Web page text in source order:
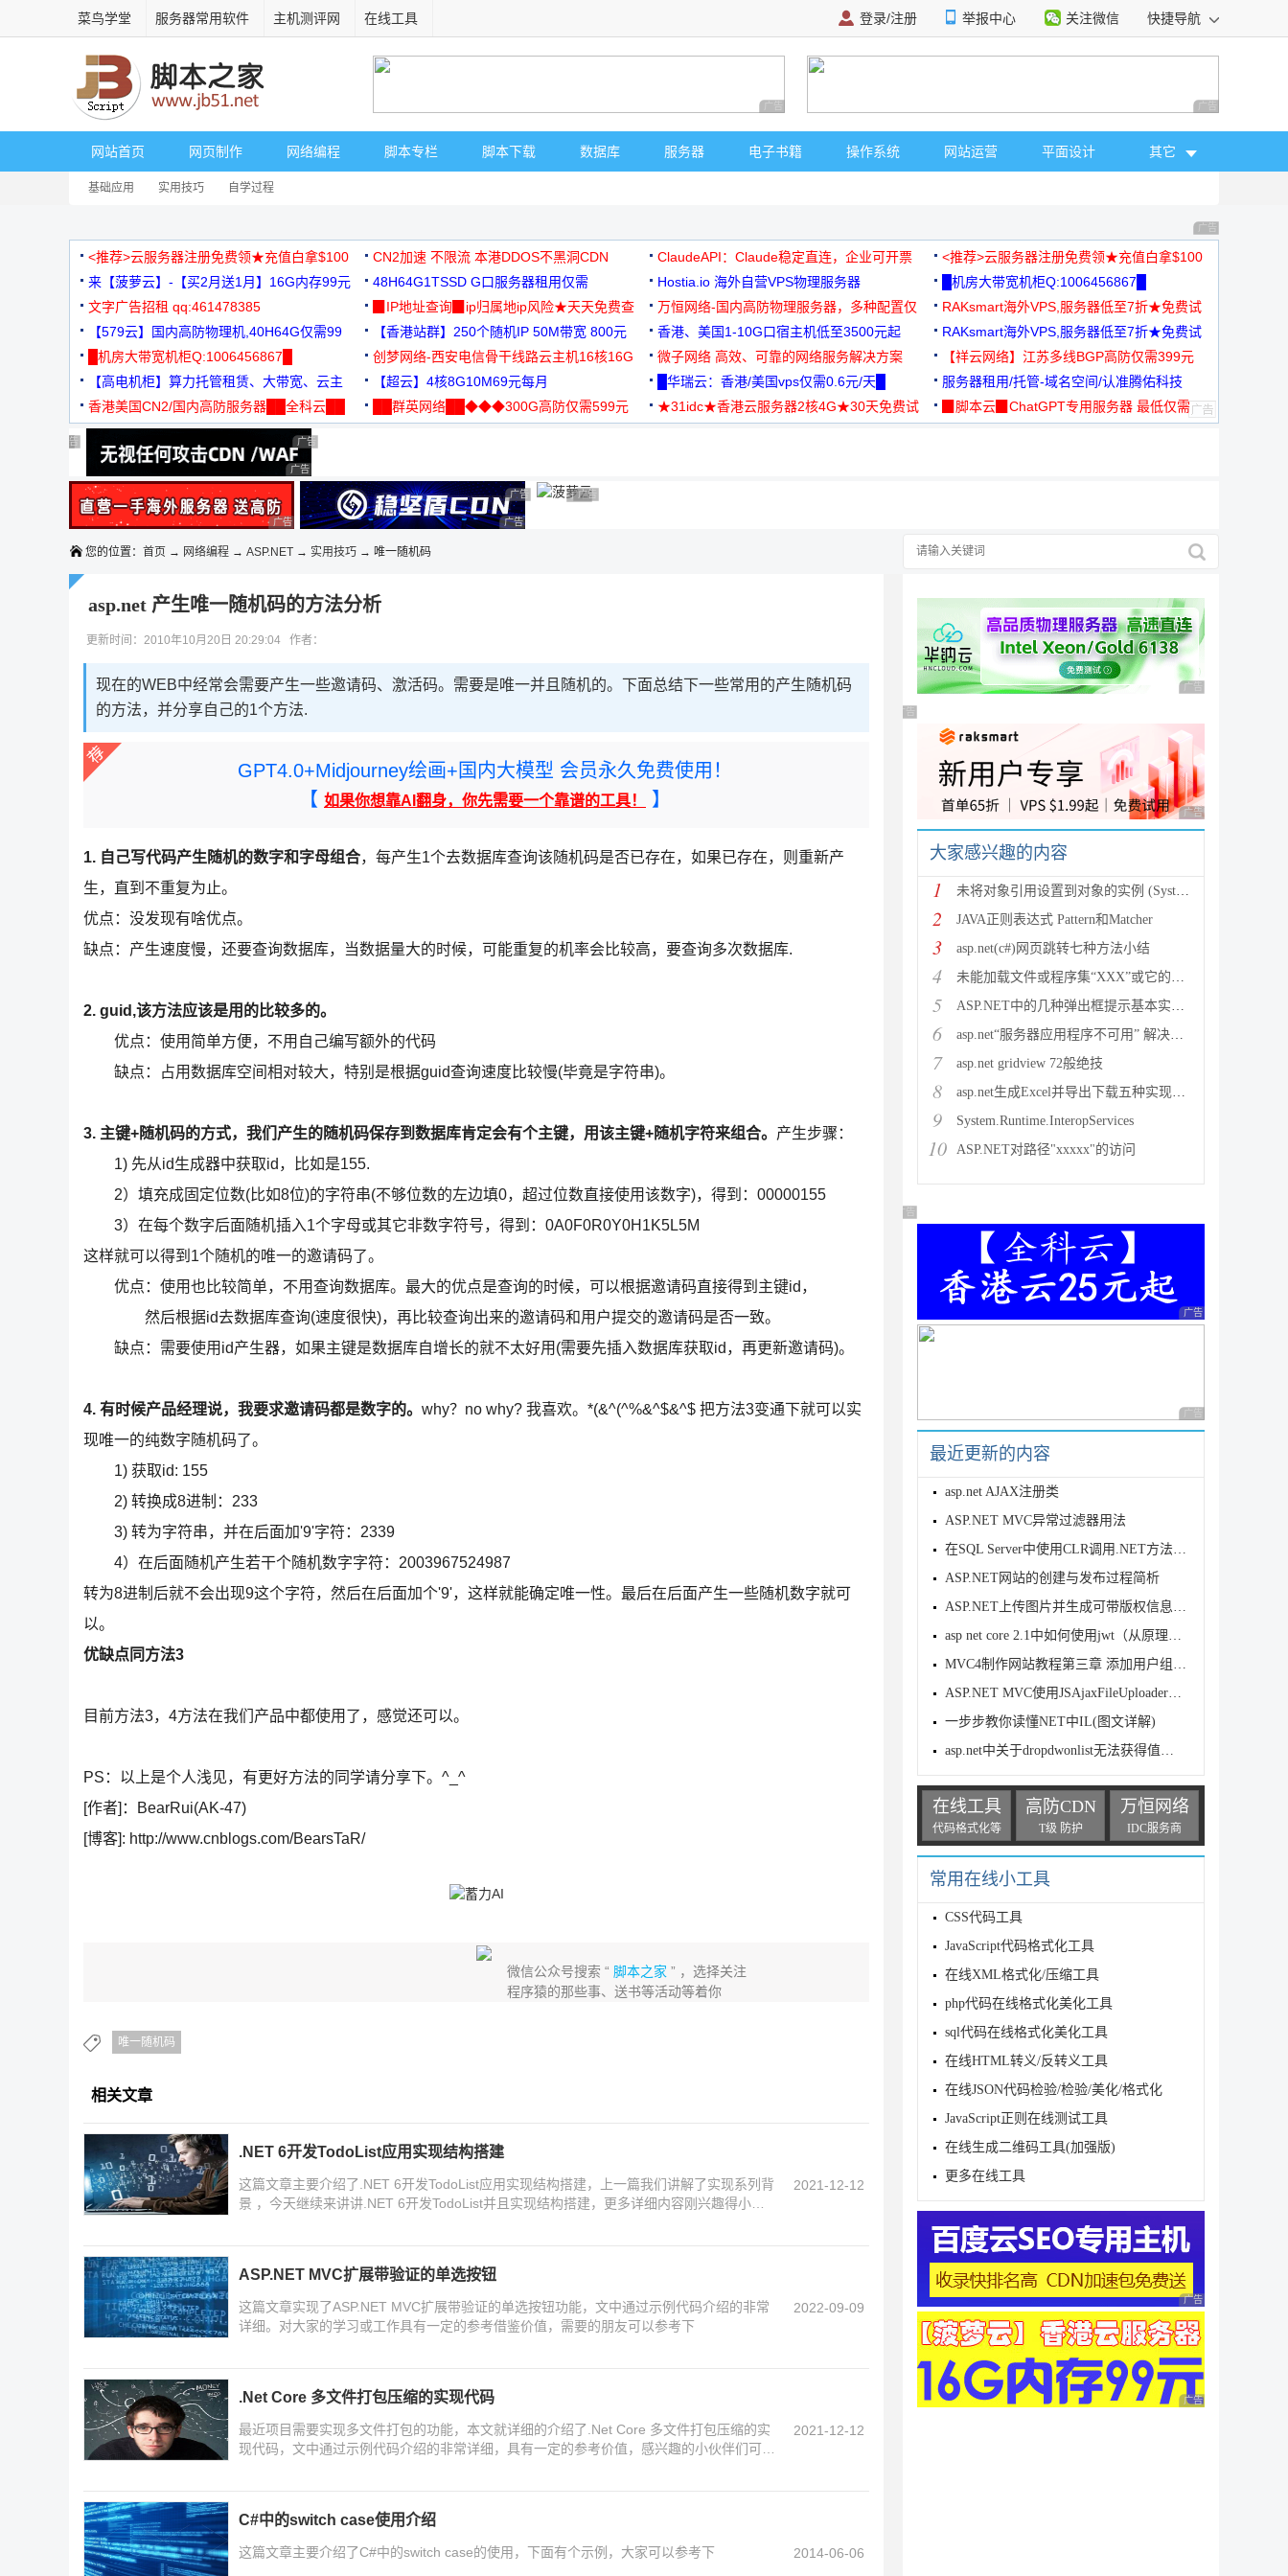
菜鸟学堂 服务器常用软件 主机测评网 在线工具 登录/注册 举报中心 关注微信 快捷导航
广告 商业广告，理性选择 广告 商业广告，理
网站首页 网页制作 网络编程 脚本专栏 脚本下载 数据库 服务器 电子书籍 操作系统 网站运营 平面设计 其它
基础应用 实用技巧 自学过程
广告 商业广告，理
<推荐>云服务器注册免费领★充值白拿$100 CN2加速 不限流 本港DDOS不黑洞CDN ClaudeAPI：Claude稳定直连，企业可开票
<推荐>云服务器注册免费领★充值白拿$100
来【菠萝云】-【买2月送1月】16G内存99元
48H64G1TSSD G口服务器租用仅需
3000+可免费测试
Hostia.io 海外自营VPS物理服务器
█机房大带宽机柜Q:1006456867█
文字广告招租 qq:461478385
▉IP地址查询▉ip归属地ip风险★天天免费查
万恒网络-国内高防物理服务器，多种配置仅
99元/月起
RAKsmart海外VPS,服务器低至7折★免费试
用★
【579云】国内高防物理机,40H64G仅需99
元
【香港站群】250个随机IP 50M带宽 800元 香港、美国1-10G口宿主机低至3500元起
RAKsmart海外VPS,服务器低至7折★免费试
用★
█机房大带宽机柜Q:1006456867█
创梦网络-西安电信骨干线路云主机16核16G
88元/月
微子网络 高效、可靠的网络服务解决方案
【祥云网络】江苏多线BGP高防仅需399元
【高电机柜】算力托管租赁、大带宽、云主
机
【超云】4核8G10M69元每月 █华瑞云：香港/美国vps仅需0.6元/天█
服务器租用/托管-域名空间/认准腾佑科技
香港美国CN2/国内高防服务器██全科云██
██群英网络██◆◆◆300G高防仅需599元
★31idc★香港云服务器2核4G★30天免费试
▉脚本云▉ChatGPT专用服务器 最低仅需
广告 商业广告，理性选择
广告 商业广告，理性选择
广告 商业广告，理性选择
广告 商业广告，理性选择
广告 商业广告，理性选择
广告 商业广告，理性选择 广告 商业广告，理性选择
广告 商业广告，理性选择广告 商业广告，理性选择
广告 商业广告，理性选择
您的位置： 首页 → 网络编程 → ASP.NET → 实用技巧 → 唯一随机码
asp.net 产生唯一随机码的方法分析
更新时间：2010年10月20日 20:29:04 作者：
现在的WEB中经常会需要产生一些邀请码、激活码。需要是唯一并且随机的。下面总结下一些常用的产生随机码
的方法，并分享自己的1个方法.
GPT4.0+Midjourney绘画+国内大模型 会员永久免费使用！
【 如果你想靠AI翻身，你先需要一个靠谱的工具！ 】
1. 自己写代码产生随机的数字和字母组合，每产生1个去数据库查询该随机码是否已存在，如果已存在，则重新产
生，直到不重复为止。
优点：没发现有啥优点。
缺点：产生速度慢，还要查询数据库，当数据量大的时候，可能重复的机率会比较高，要查询多次数据库.
2. guid,该方法应该是用的比较多的。
优点：使用简单方便，不用自己编写额外的代码
缺点：占用数据库空间相对较大，特别是根据guid查询速度比较慢(毕竟是字符串)。
3. 主键+随机码的方式，我们产生的随机码保存到数据库肯定会有个主键，用该主键+随机字符来组合。 产生步骤：
1) 先从id生成器中获取id，比如是155.
2）填充成固定位数(比如8位)的字符串(不够位数的左边填0，超过位数直接使用该数字)，得到：00000155
3）在每个数字后面随机插入1个字母或其它非数字符号，得到：0A0F0R0Y0H1K5L5M
这样就可以得到1个随机的唯一的邀请码了。
优点：使用也比较简单，不用查询数据库。最大的优点是查询的时候，可以根据邀请码直接得到主键id，
然后根据id去数据库查询(速度很快)，再比较查询出来的邀请码和用户提交的邀请码是否一致。
缺点：需要使用id产生器，如果主键是数据库自增长的就不太好用(需要先插入数据库获取id，再更新邀请码)。
4. 有时候产品经理说，我要求邀请码都是数字的。 why？no why? 我喜欢。*(&^(^%&^$&^$ 把方法3变通下就可以实
现唯一的纯数字随机码了。
1) 获取id: 155
2) 转换成8进制：233
3) 转为字符串，并在后面加'9'字符：2339
4）在后面随机产生若干个随机数字字符：2003967524987
转为8进制后就不会出现9这个字符，然后在后面加个'9'，这样就能确定唯一性。最后在后面产生一些随机数字就可
以。
优缺点同方法3
目前方法3，4方法在我们产品中都使用了，感觉还可以。
PS：以上是个人浅见，有更好方法的同学请分享下。^_^
[作者]：BearRui(AK-47)
[博客]: http://www.cnblogs.com/BearsTaR/
微信公众号搜索 “ 脚本之家 ” ，选择关注
程序猿的那些事、送书等活动等着你
唯一随机码
相关文章
.NET 6开发TodoList应用实现结构搭建
这篇文章主要介绍了.NET 6开发TodoList应用实现结构搭建，上一篇我们讲解了实现系列背
景 ，今天继续来讲讲.NET 6开发TodoList并且实现结构搭建，更多详细内容刚兴趣得小伙
2021-12-12
ASP.NET MVC扩展带验证的单选按钮
这篇文章实现了ASP.NET MVC扩展带验证的单选按钮功能，文中通过示例代码介绍的非常
详细。对大家的学习或工作具有一定的参考借鉴价值，需要的朋友可以参考下
2022-09-09
.Net Core 多文件打包压缩的实现代码
最近项目需要实现多文件打包的功能，本文就详细的介绍了.Net Core 多文件打包压缩的实
现代码，文中通过示例代码介绍的非常详细，具有一定的参考价值，感兴趣的小伙伴们可以
2021-12-12
C#中的switch case使用介绍
这篇文章主要介绍了C#中的switch case的使用，下面有个示例，大家可以参考下 2014-06-06
广告 商业广告，理性
广告 商业广告，理性选择
广告 商业广告，理性
大家感兴趣的内容
1 未将对象引用设置到对象的实例 (System.NullRef
2 JAVA正则表达式 Pattern和Matcher
3 asp.net(c#)网页跳转七种方法小结
4 未能加载文件或程序集“XXX”或它的某一个依赖项。试图加载格
5 ASP.NET中的几种弹出框提示基本实现方法
6 asp.net“服务器应用程序不可用” 解决方法
7 asp.net gridview 72般绝技
8 asp.net生成Excel并导出下载五种实现方法
9 System.Runtime.InteropServices
10 ASP.NET对路径"xxxxx"的访问
广告 商业广告，理性选择
广告 商业广告，理性
广告 商业广告，理性
最近更新的内容
asp.net AJAX注册类
ASP.NET MVC异常过滤器用法
在SQL Server中使用CLR调用.NET方法实现思路
ASP.NET网站的创建与发布过程简析
ASP.NET上传图片并生成可带版权信息的缩略图
asp net core 2.1中如何使用jwt（从原理到精通）
MVC4制作网站教程第三章 添加用户组操作3.2
ASP.NET MVC使用JSAjaxFileUploader插件实现单文
一步步教你读懂NET中IL(图文详解)
asp.net中关于dropdwonlist无法获得值问题
在线工具
代码格式化等
高防CDN
T级 防护
万恒网络
IDC服务商
常用在线小工具
CSS代码工具
JavaScript代码格式化工具
在线XML格式化/压缩工具
php代码在线格式化美化工具
sql代码在线格式化美化工具
在线HTML转义/反转义工具
在线JSON代码检验/检验/美化/格式化
JavaScript正则在线测试工具
在线生成二维码工具(加强版)
更多在线工具
广告 商业广告，理性
广告 商业广告，理性